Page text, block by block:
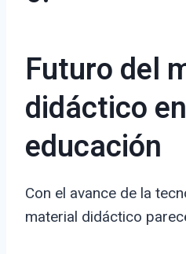
Futuro del
didáctico
educación
Con el avance de la
material didáctico